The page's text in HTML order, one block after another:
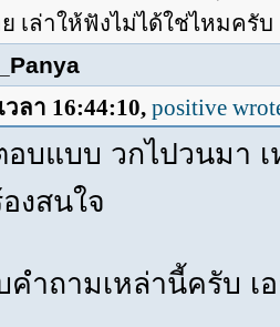
เล่าให้ฟังไม่ได้ใช่ไหมครั
วลา 16:44:10, positive
บแบบ วกไปวนมา
องสนใจ
ำถามเหล่านี้ครับ